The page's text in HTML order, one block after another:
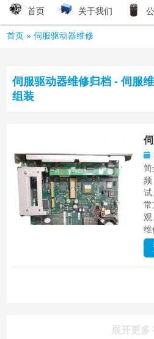
首页 关于我们
首页 »伺服驱动器维修
伺服驱动器维修归档 - 伺服
组装
简
频
试
常
观
维
展开更多